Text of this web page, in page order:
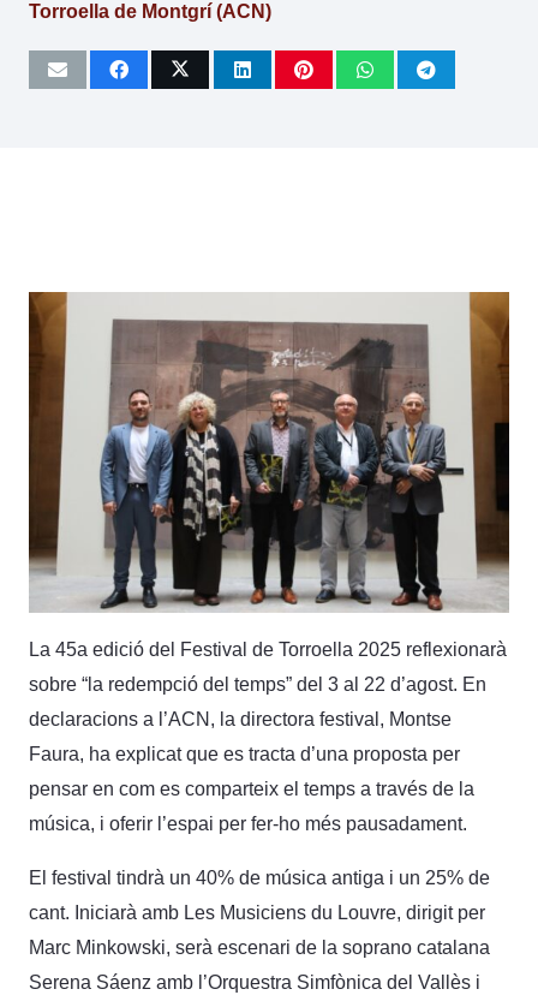
Torroella de Montgrí (ACN)
La 45a edició del Festival de Torroella 2025 reflexionarà
sobre “la redempció del temps” del 3 al 22 d’agost. En
declaracions a l’ACN, la directora festival, Montse
Faura, ha explicat que es tracta d’una proposta per
pensar en com es comparteix el temps a través de la
música, i oferir l’espai per fer-ho més pausadament.
El festival tindrà un 40% de música antiga i un 25% de
cant. Iniciarà amb Les Musiciens du Louvre, dirigit per
Marc Minkowski, serà escenari de la soprano catalana
Serena Sáenz amb l’Orquestra Simfònica del Vallès i